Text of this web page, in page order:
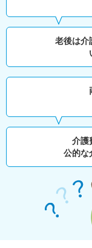
老後は介
介護
公的な